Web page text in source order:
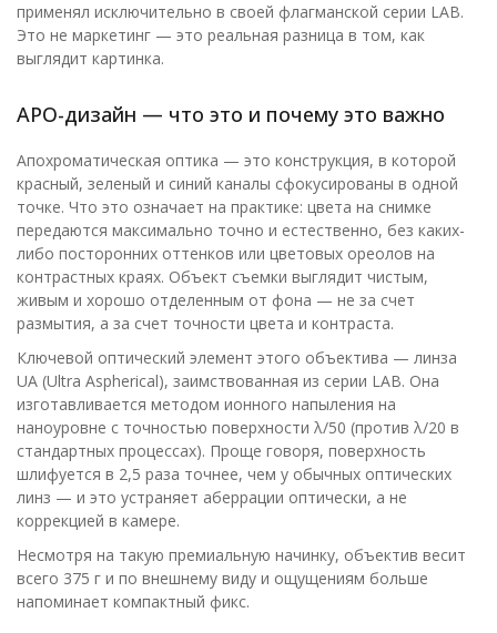
применял исключительно в своей флагманской серии LAB.
Это не маркетинг — это реальная разница в том, как
выглядит картинка.
APO-дизайн — что это и почему это важно
Апохроматическая оптика — это конструкция, в которой
красный, зеленый и синий каналы сфокусированы в одной
точке. Что это означает на практике: цвета на снимке
передаются максимально точно и естественно, без каких-
либо посторонних оттенков или цветовых ореолов на
контрастных краях. Объект съемки выглядит чистым,
живым и хорошо отделенным от фона — не за счет
размытия, а за счет точности цвета и контраста.
Ключевой оптический элемент этого объектива — линза
UA (Ultra Aspherical), заимствованная из серии LAB. Она
изготавливается методом ионного напыления на
наноуровне с точностью поверхности λ/50 (против λ/20 в
стандартных процессах). Проще говоря, поверхность
шлифуется в 2,5 раза точнее, чем у обычных оптических
линз — и это устраняет аберрации оптически, а не
коррекцией в камере.
Несмотря на такую премиальную начинку, объектив весит
всего 375 г и по внешнему виду и ощущениям больше
напоминает компактный фикс.